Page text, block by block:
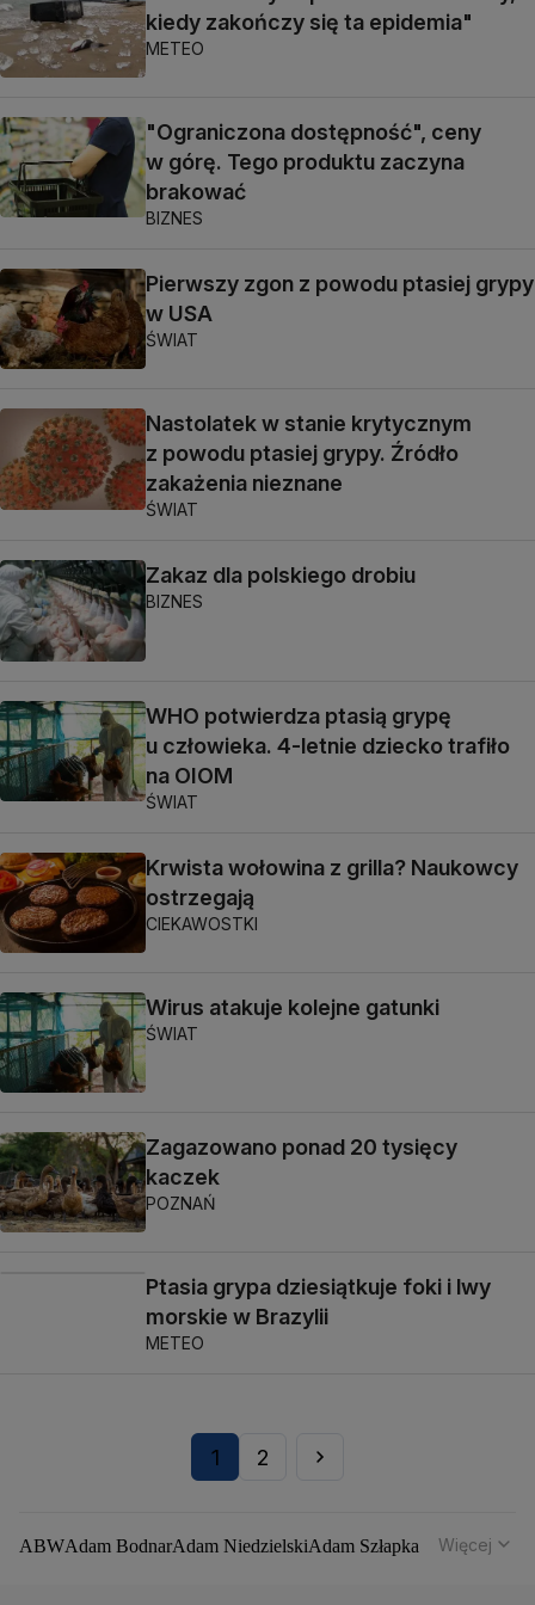
kiedy zakończy się ta epidemia"
METEO
"Ograniczona dostępność", ceny
w górę. Tego produktu zaczyna
brakować
BIZNES
Pierwszy zgon z powodu ptasiej grypy
w USA
ŚWIAT
Nastolatek w stanie krytycznym
z powodu ptasiej grypy. Źródło
zakażenia nieznane
ŚWIAT
Zakaz dla polskiego drobiu
BIZNES
WHO potwierdza ptasią grypę
u człowieka. 4-letnie dziecko trafiło
na OIOM
ŚWIAT
Krwista wołowina z grilla? Naukowcy
ostrzegają
CIEKAWOSTKI
Wirus atakuje kolejne gatunki
ŚWIAT
Zagazowano ponad 20 tysięcy
kaczek
POZNAŃ
Ptasia grypa dziesiątkuje foki i lwy
morskie w Brazylii
METEO
1 2
ABWAdam BodnarAdam NiedzielskiAdam Szłapka
Więcej